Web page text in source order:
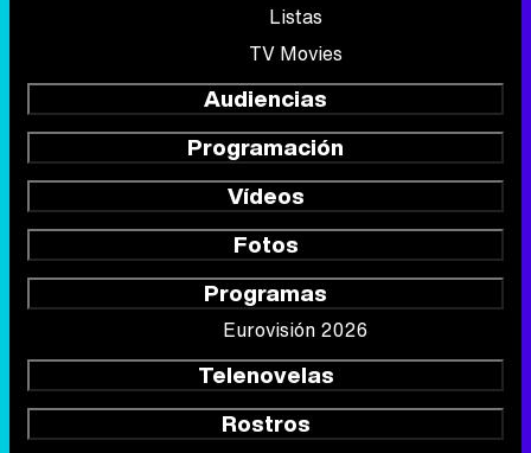
Listas
TV Movies
Audiencias
Programación
Vídeos
Fotos
Programas
Eurovisión 2026
Telenovelas
Rostros